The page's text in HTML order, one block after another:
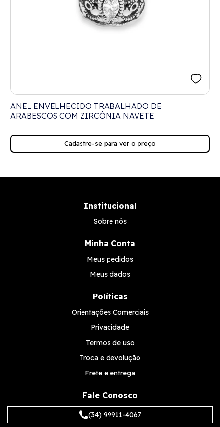
ANEL ENVELHECIDO TRABALHADO DE
ARABESCOS COM ZIRCÔNIA NAVETE
Cadastre-se para ver o preço
Institucional
Sobre nós
Minha Conta
Meus pedidos
Meus dados
Políticas
Orientações Comerciais
Privacidade
Termos de uso
Troca e devolução
Frete e entrega
Fale Conosco
(34) 99911-4067